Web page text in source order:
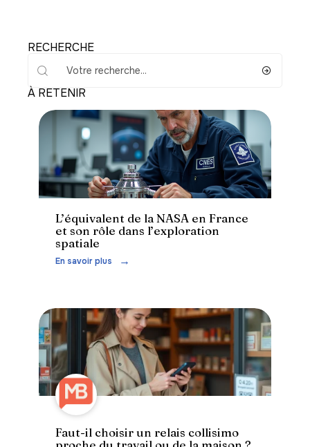
RECHERCHE
À RETENIR
Actu
L’équivalent de la NASA en France
et son rôle dans l’exploration
spatiale
En savoir plus
Faut-il choisir un relais collisimo